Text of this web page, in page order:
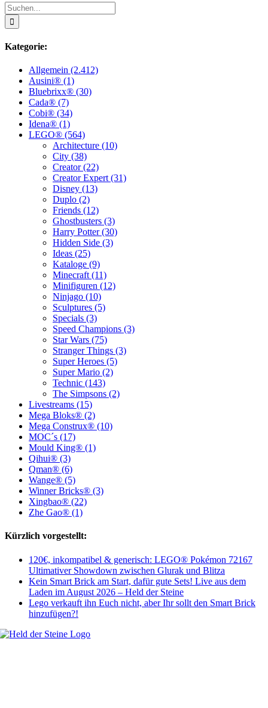
Suche
nach:
Kategorie:
Allgemein (2.412)
Ausini® (1)
Bluebrixx® (30)
Cada® (7)
Cobi® (34)
Idena® (1)
LEGO® (564)
Architecture (10)
City (38)
Creator (22)
Creator Expert (31)
Disney (13)
Duplo (2)
Friends (12)
Ghostbusters (3)
Harry Potter (30)
Hidden Side (3)
Ideas (25)
Kataloge (9)
Minecraft (11)
Minifiguren (12)
Ninjago (10)
Sculptures (5)
Specials (3)
Speed Champions (3)
Star Wars (75)
Stranger Things (3)
Super Heroes (5)
Super Mario (2)
Technic (143)
The Simpsons (2)
Livestreams (15)
Mega Bloks® (2)
Mega Construx® (10)
MOC´s (17)
Mould King® (1)
Qihui® (3)
Qman® (6)
Wange® (5)
Winner Bricks® (3)
Xingbao® (22)
Zhe Gao® (1)
Kürzlich vorgestellt:
120€, inkompatibel & generisch: LEGO® Pokémon 72167
Ultimativer Showdown zwischen Glurak und Blitza
Kein Smart Brick am Start, dafür gute Sets! Live aus dem
Laden im August 2026 – Held der Steine
Lego verkauft ihn Euch nicht, aber Ihr sollt den Smart Brick
hinzufügen?!